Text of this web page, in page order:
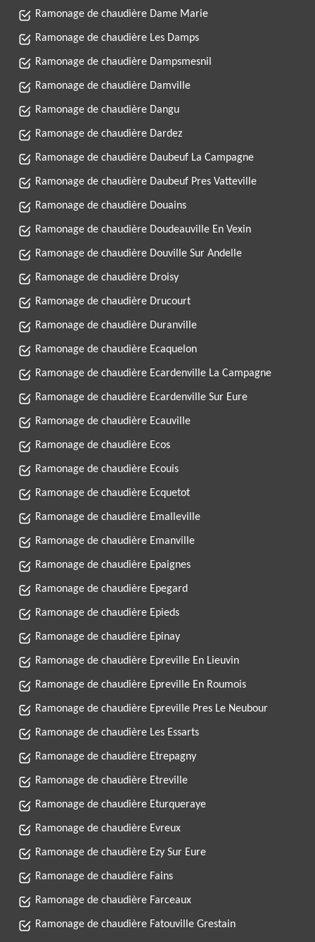
Ramonage de chaudière Dame Marie
Ramonage de chaudière Les Damps
Ramonage de chaudière Dampsmesnil
Ramonage de chaudière Damville
Ramonage de chaudière Dangu
Ramonage de chaudière Dardez
Ramonage de chaudière Daubeuf La Campagne
Ramonage de chaudière Daubeuf Pres Vatteville
Ramonage de chaudière Douains
Ramonage de chaudière Doudeauville En Vexin
Ramonage de chaudière Douville Sur Andelle
Ramonage de chaudière Droisy
Ramonage de chaudière Drucourt
Ramonage de chaudière Duranville
Ramonage de chaudière Ecaquelon
Ramonage de chaudière Ecardenville La Campagne
Ramonage de chaudière Ecardenville Sur Eure
Ramonage de chaudière Ecauville
Ramonage de chaudière Ecos
Ramonage de chaudière Ecouis
Ramonage de chaudière Ecquetot
Ramonage de chaudière Emalleville
Ramonage de chaudière Emanville
Ramonage de chaudière Epaignes
Ramonage de chaudière Epegard
Ramonage de chaudière Epieds
Ramonage de chaudière Epinay
Ramonage de chaudière Epreville En Lieuvin
Ramonage de chaudière Epreville En Roumois
Ramonage de chaudière Epreville Pres Le Neubour
Ramonage de chaudière Les Essarts
Ramonage de chaudière Etrepagny
Ramonage de chaudière Etreville
Ramonage de chaudière Eturqueraye
Ramonage de chaudière Evreux
Ramonage de chaudière Ezy Sur Eure
Ramonage de chaudière Fains
Ramonage de chaudière Farceaux
Ramonage de chaudière Fatouville Grestain